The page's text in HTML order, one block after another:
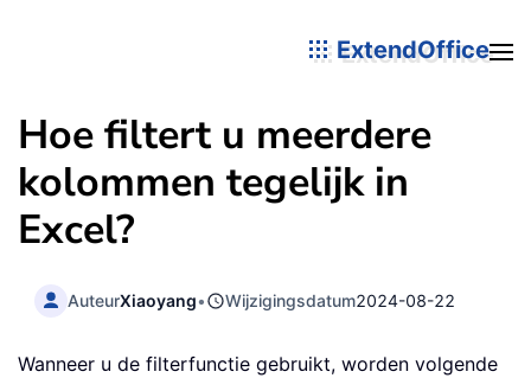
ExtendOffice
Hoe filtert u meerdere
kolommen tegelijk in
Excel?
AuteurXiaoyang• Wijzigingsdatum2024-08-22
Wanneer u de filterfunctie gebruikt, worden volgende